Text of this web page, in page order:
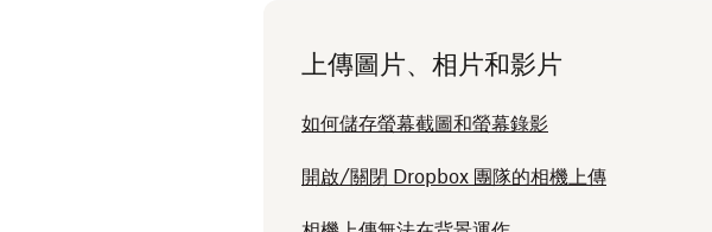
上傳圖片、相片和影片
如何儲存螢幕截圖和螢幕錄影
開啟/關閉 Dropbox 團隊的相機上傳